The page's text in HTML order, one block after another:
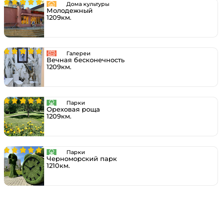
Дома культуры
Молодежный
1209км.
Галереи
Вечная бесконечность
1209км.
Парки
Ореховая роща
1209км.
Парки
Черноморский парк
1210км.